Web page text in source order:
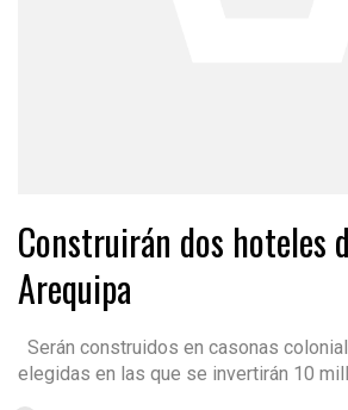
Construirán dos hoteles
Arequipa
Serán construidos en casonas
elegidas en las que se invertirán 10